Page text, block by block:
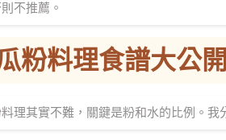
不推薦。
粉料理食譜大公
理其實不難，關鍵是粉和水的比例。我